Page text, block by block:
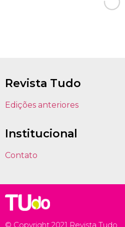
Revista Tudo
Edições anteriores
Institucional
Contato
© Copyright 2021 Revista Tudo